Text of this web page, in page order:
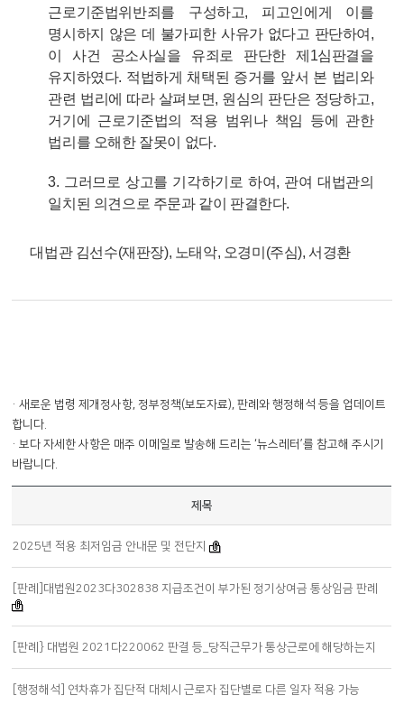
근로기준법위반죄를 구성하고, 피고인에게 이를
명시하지 않은 데 불가피한 사유가 없다고 판단하여,
이 사건 공소사실을 유죄로 판단한 제1심판결을
유지하였다. 적법하게 채택된 증거를 앞서 본 법리와
관련 법리에 따라 살펴보면, 원심의 판단은 정당하고,
거기에 근로기준법의 적용 범위나 책임 등에 관한
법리를 오해한 잘못이 없다.
3. 그러므로 상고를 기각하기로 하여, 관여 대법관의
일치된 의견으로 주문과 같이 판결한다.
대법관 김선수(재판장), 노태악, 오경미(주심), 서경환
· 새로운 법령 제개정사항, 정부정책(보도자료), 판례와 행정해석 등을 업데이트
합니다.
· 보다 자세한 사항은 매주 이메일로 발송해 드리는 ‘뉴스레터’를 참고해 주시기
바랍니다.
제목
2025년 적용 최저임금 안내문 및 전단지
[판례]대법원2023다302838 지급조건이 부가된 정기상여금 통상임금 판례
[판례} 대법원 2021다220062 판결 등_당직근무가 통상근로에 해당하는지
[행정해석] 연차휴가 집단적 대체시 근로자 집단별로 다른 일자 적용 가능